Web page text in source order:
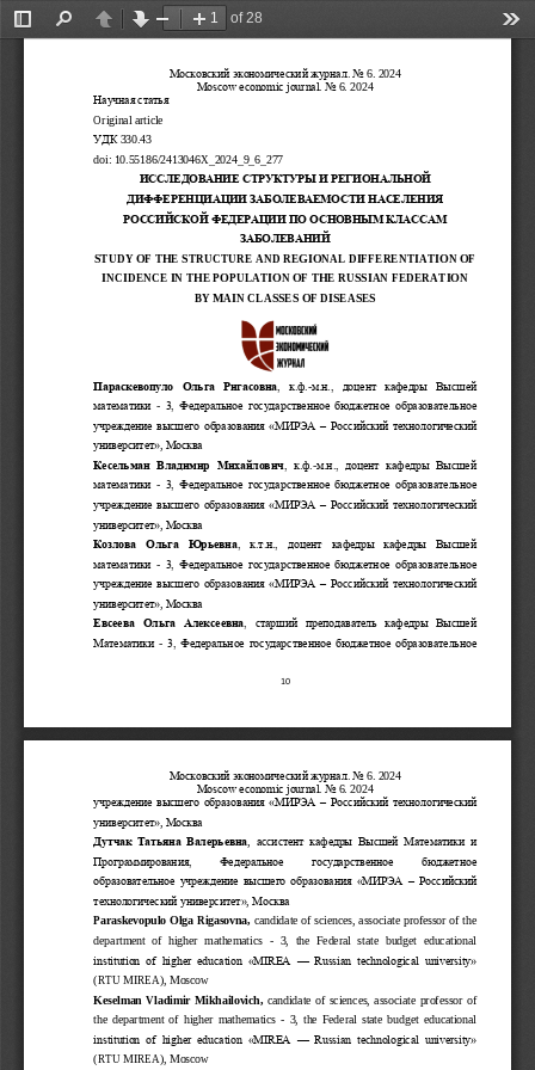
Toggle
PreviousNext
of 28
ZoomZoom
Московский экономический журнал. No 6. 2024
Moscow economic journal. No 6. 2024
10
Научная статья
Original article
УДК 330.43
doi: 10.55186/2413046X_2024_9_6_277
ИССЛЕДОВАНИЕ СТРУКТУРЫ И РЕГИОНАЛЬНОЙ
ДИФФЕРЕНЦИАЦИИ ЗАБОЛЕВАЕМОСТИ НАСЕЛЕНИЯ
РОССИЙСКОЙ ФЕДЕРАЦИИ ПО ОСНОВНЫМ КЛАССАМ
ЗАБОЛЕВАНИЙ
STUDY OF THE STRUCTURE AND REGIONAL DIFFERENTIATION OF
INCIDENCE IN THE POPULATION OF THE RUSSIAN FEDERATION
BY MAIN CLASSES OF DISEASES
Параскевопуло  Ольга  Ригасовна ,  к.ф. -м.н.,  доцент  кафедры  Высшей
математики - 3, Федеральное государственное бюджетное образовательное
учреждение высшего образования «МИРЭА – Российский технологический
университет», Москва
Кесельман  Владимир  Михайлович,  к.ф. -м.н.,  доцент  кафедры  Высшей
математики - 3, Федеральное государственное бюджетное образовательное
учреждение высшего образования «МИРЭА – Российский технологический
университет», Москва
Козлова  Ольга  Юрьевна,  к.т.н.,  доцент  кафедры  кафедры  Высшей
математики - 3, Федеральное государственное бюджетное образовательное
учреждение высшего образования «МИРЭА – Российский технологический
университет», Москва
Евсеева  Ольга  Алексеевна ,  старший  преподаватель  кафедры  Высшей
Математики - 3, Федеральное государственное бюджетное образовательное
Московский экономический журнал. No 6. 2024
Moscow economic journal. No 6. 2024
учреждение высшего образования «МИРЭА – Российский технологический
университет», Москва
Дутчак  Татьяна  Валерьевна
ассистент кафедры  Высшей  Математики  и
Программирования,    Федеральное    государственное    бюджетное
образовательное учреждение высшего образования «МИРЭА – Российский
технологический университет», Москва
Paraskevopulo Olga Rigasovna, candidate of sciences, associate professor of the
department  of higher  mathematics - 3,  the  Federal  state  budget  educational
institution  of  higher  education  «MIREA — Russian  technological  university»
(RTU MIREA) , Moscow
Keselman  Vladimir  Mikhailovich
candidate  of  sciences,  associate  professor  of
the  department  of  higher mathematics - 3,  the  Federal  state  budget  educational
institution  of  higher  education  «MIREA — Russian  technological  university»
(RTU MIREA) , Moscow